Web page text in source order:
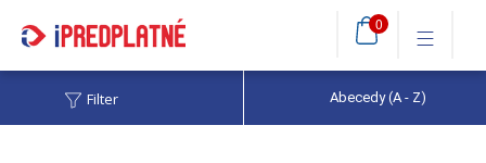
0
Abecedy (A - Z)
Filter